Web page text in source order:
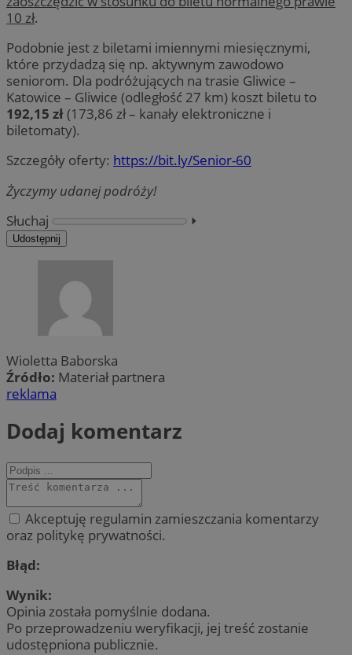
10 zł.
Podobnie jest z biletami imiennymi miesięcznymi,
które przydadzą się np. aktywnym zawodowo
seniorom. Dla podróżujących na trasie Gliwice –
Katowice – Gliwice (odległość 27 km) koszt biletu to
192,15 zł(173,86 zł – kanały elektroniczne i
biletomaty).
Szczegóły oferty: https://bit.ly/Senior-60
Życzymy udanej podróży!
Słuchaj
⏵︎
Udostępnij
Wioletta Baborska
Źródło: Materiał partnera
reklama
Dodaj komentarz
Akceptuję regulamin zamieszczania komentarzy
oraz politykę prywatności.
Błąd:
Wynik:
Opinia została pomyślnie dodana.
Po przeprowadzeniu weryfikacji, jej treść zostanie
udostępniona publicznie.